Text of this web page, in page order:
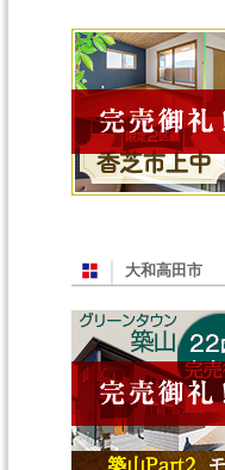
大和高田市